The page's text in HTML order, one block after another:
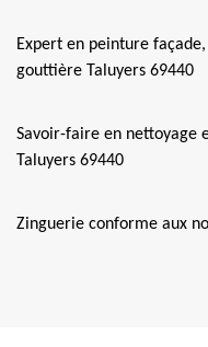
Expert en peinture
gouttière Taluyers 69440
Savoir-faire en nettoyage
Taluyers 69440
Zinguerie conforme aux